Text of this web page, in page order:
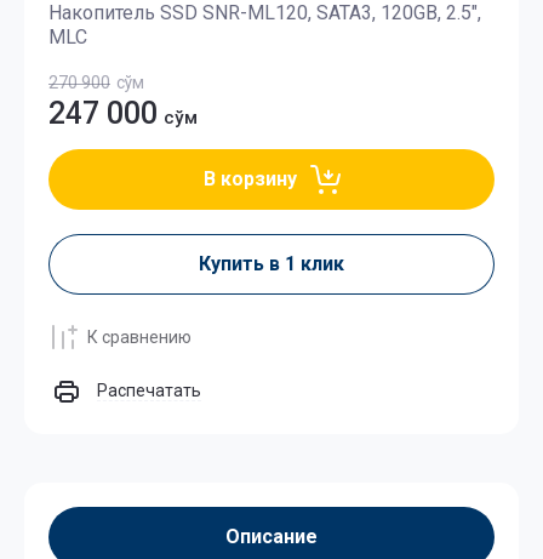
Накопитель SSD SNR-ML120, SATA3, 120GB, 2.5″,
MLC
270 900 сўм
247 000 сўм
В корзину
Купить в 1 клик
К сравнению
Распечатать
Описание